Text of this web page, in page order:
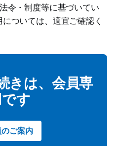
令・制度等に基づいてい
ついては、適宜ご確認く
きは、会員専
す
ご案内